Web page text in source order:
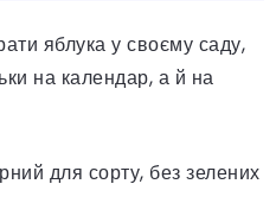
яблука у своєму саду,
на календар, а й на
для сорту, без зелених